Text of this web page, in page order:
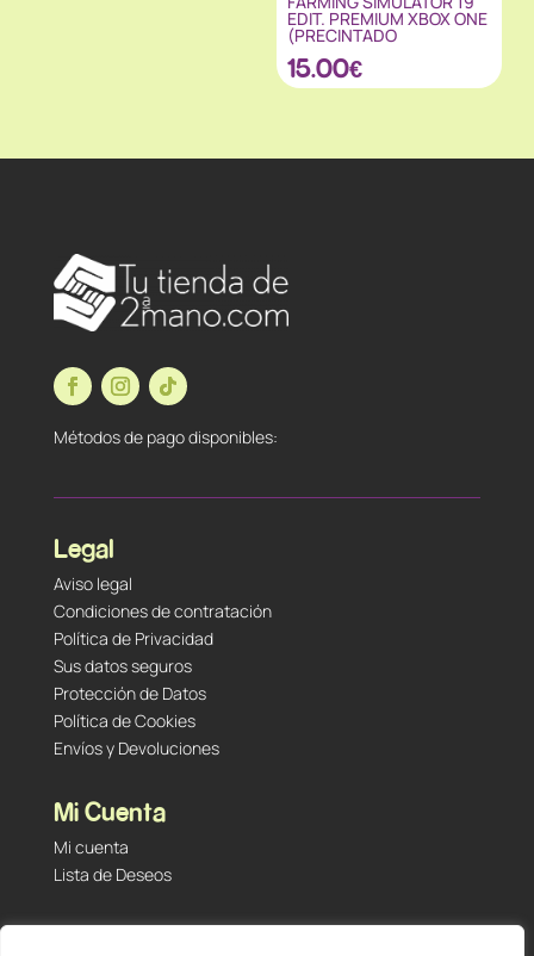
EDIT. PREMIUM XBOX ONE
(PRECINTADO
15.00€
Métodos de pago disponibles:
Legal
Aviso legal
Condiciones de contratación
Política de Privacidad
Sus datos seguros
Protección de Datos
Política de Cookies
Envíos y Devoluciones
Mi Cuenta
Mi cuenta
Lista de Deseos